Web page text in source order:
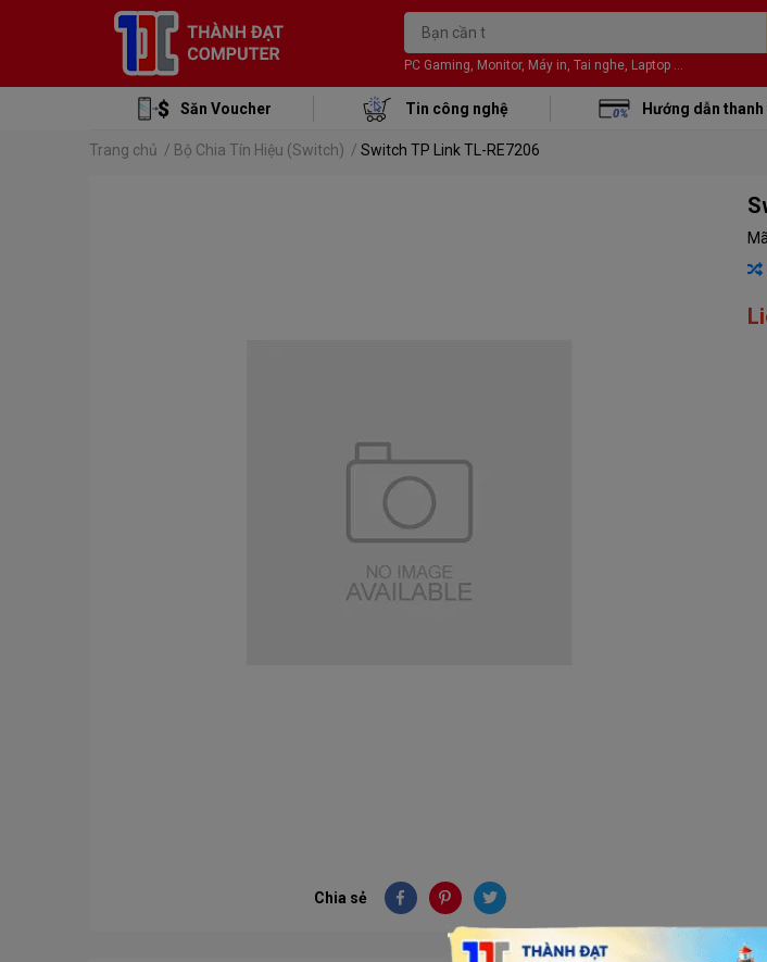
PC Gaming, Monitor, Máy in, Tai nghe, Laptop ...
Săn Voucher Tin công nghệ Hướng dẫn thanh
Trang chủ / Bộ Chia Tín Hiệu (Switch) / Switch TP Link TL-RE7206
Chia sẻ